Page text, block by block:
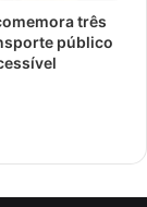
três
público